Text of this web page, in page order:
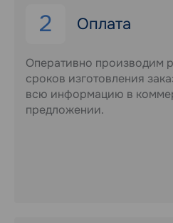
2 Оплата
Оперативно производим
сроков изготовления
всю информацию в
предложении.